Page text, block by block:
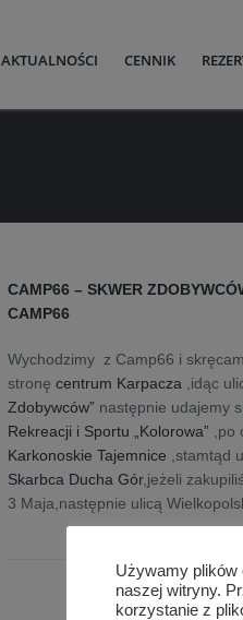
AKTUALNOŚCI CENNIK
CAMP66 – SKWER
CAMP66
Wychodzimy z Camp66 i
stronęcentrum Karpacza ,idąc
Zdobywców” następnie udajemy
Rekreacji i Sportu „Kolorowa” ,po
Karkonoskie Tajemnice ,stamtąd
Skarbca Ducha Gór,jeżeli
3 Maja,następnie ulicą
Używamy plików
naszej witryny.
korzystanie z